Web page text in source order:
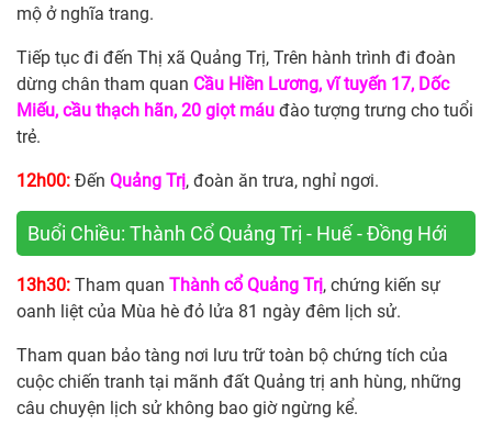
mộ ở nghĩa trang.
Tiếp tục đi đến Thị xã Quảng Trị, Trên hành trình đi đoàn
dừng chân tham quan Cầu Hiền Lương, vĩ tuyến 17, Dốc
Miếu, cầu thạch hãn, 20 giọt máu đào tượng trưng cho tuổi
trẻ.
12h00: Đến Quảng Trị, đoàn ăn trưa, nghỉ ngơi.
Buổi Chiều: Thành Cổ Quảng Trị - Huế - Đồng Hới
13h30: Tham quan Thành cổ Quảng Trị, chứng kiến sự
oanh liệt của Mùa hè đỏ lửa 81 ngày đêm lịch sử.
Tham quan bảo tàng nơi lưu trữ toàn bộ chứng tích của
cuộc chiến tranh tại mãnh đất Quảng trị anh hùng, những
câu chuyện lịch sử không bao giờ ngừng kể.